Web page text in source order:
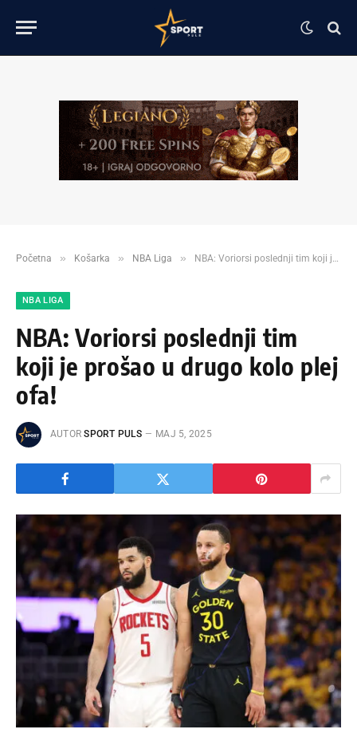
Početna » Košarka » NBA Liga » NBA: Voriorsi poslednji tim koji je prošao u drugo kolo plej ofa!
NBA LIGA
NBA: Voriorsi poslednji tim
koji je prošao u drugo kolo plej
ofa!
AUTOR SPORT PULS МАЈ 5, 2025